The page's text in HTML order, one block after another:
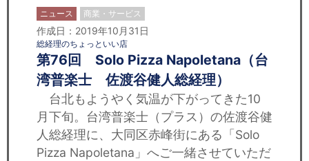
ニュース 商業・サービス
作成日：2019年10月31日
総経理のちょっといい店
第76回 Solo Pizza Napoletana（台
湾普楽士 佐渡谷健人総経理）
台北もようやく気温が下がってきた10
月下旬。台湾普楽士（プラス）の佐渡谷健
人総経理に、大同区赤峰街にある「Solo
Pizza Napoletana」へご一緒させていただ